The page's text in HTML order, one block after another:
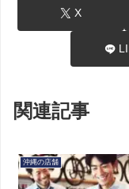
X
関連記事
沖縄の店舗